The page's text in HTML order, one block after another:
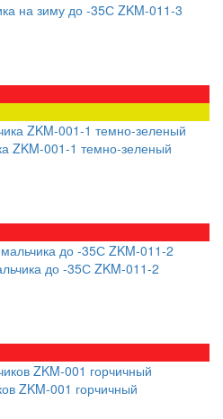
на зиму до -35С ZKM-011-3
ZKM-001-1 темно-зеленый
до -35С ZKM-011-2
ZKM-001 горчичный